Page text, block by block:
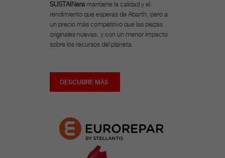
SUSTAINera mantiene la calidad y el
rendimiento que esperas de Abarth, pero a
un precio más competitivo que las piezas
originales nuevas, y con un menor impacto
sobre los recursos del planeta.
DESCUBRE MÁS